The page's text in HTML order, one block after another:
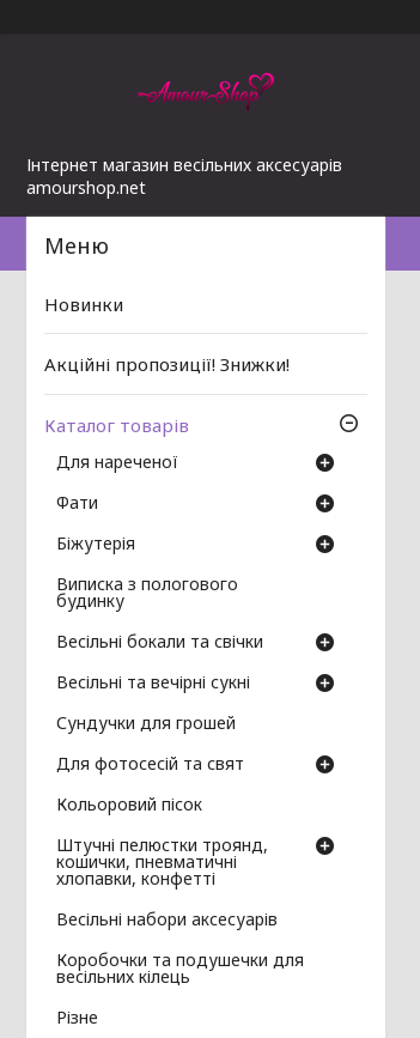
Інтернет магазин весільних аксесуарів
amourshop.net
Новинки
Акційні пропозиції! Знижки!
Каталог товарів
Для нареченої
Фати
Біжутерія
Виписка з пологового
будинку
Весільні бокали та свічки
Весільні та вечірні сукні
Сундучки для грошей
Для фотосесій та свят
Кольоровий пісок
Штучні пелюстки троянд,
кошички, пневматичні
хлопавки, конфетті
Весільні набори аксесуарів
Коробочки та подушечки для
весільних кілець
Різне